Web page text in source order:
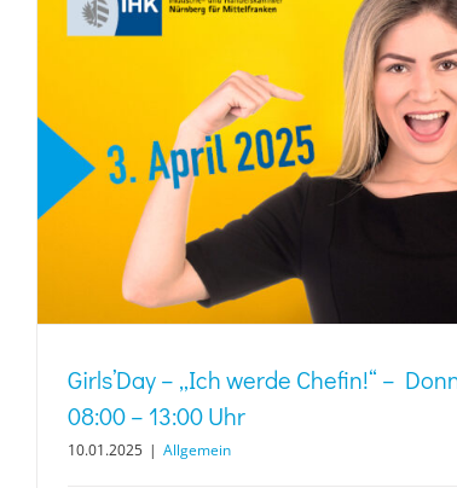
Girls’Day – „Ich werde Chefin!“ –
08:00 – 13:00 Uhr
10.01.2025 | Allgemein